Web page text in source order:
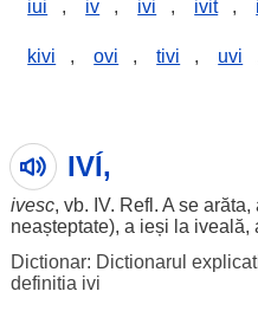
iui , iv , ivi , ivit ,
kivi , ovi , tivi , uvi
IVÍ,
ivesc, vb. IV. Refl. A se arăta,
neașteptate), a ieși la iveală,
Dictionar: Dictionarul
definitia ivi